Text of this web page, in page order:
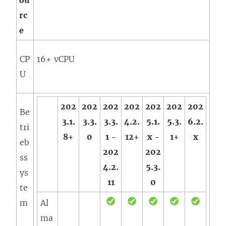
rc
e
CP
U
16+ vCPU
Be
tri
eb
ss
ys
te
m
202
3.1.
8+
202
3.3.
0
202
3.3.
1 -
202
4.2.
11
202
4.2.
12+
202
5.1.
x -
202
5.3.
0
202
5.3.
1+
202
6.2.
x
Al
ma